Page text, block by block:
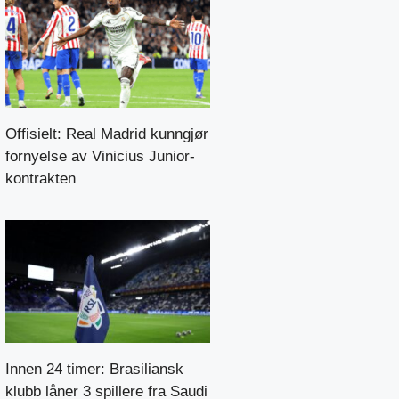
Offisielt: Real Madrid kunngjør
fornyelse av Vinicius Junior-
kontrakten
Innen 24 timer: Brasiliansk
klubb låner 3 spillere fra Saudi